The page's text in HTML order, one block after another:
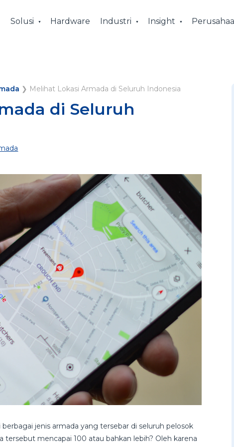
Solusi Hardware Industri Insight
❯ Melihat Lokasi Armada di Seluruh Indonesia
di Seluruh
jenis armada yang tersebar di seluruh pelosok
tersebut mencapai 100 atau bahkan lebih? Oleh karena